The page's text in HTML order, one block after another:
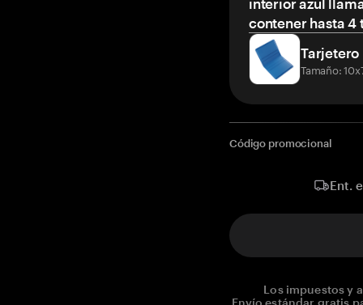
interior azul
contener hasta 4
Tarjetero
Tamaño:
Código promocional
Ent.
Los impuestos y
Envío estándar gratis